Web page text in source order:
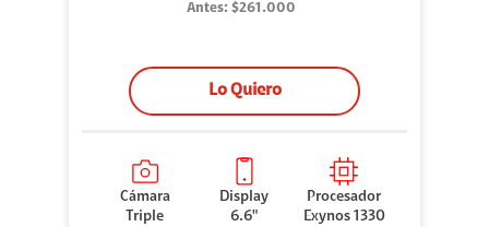
Antes: $261.000
Lo Quiero
Cámara
Triple
Display
6.6"
Procesador
Exynos 1330